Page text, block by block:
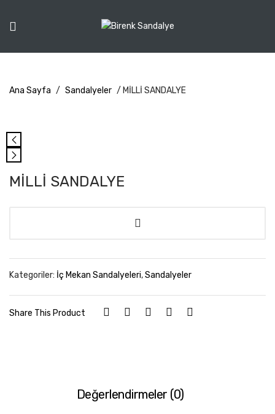
Ana Sayfa / Sandalyeler / MİLLİ SANDALYE
MİLLİ SANDALYE
Kategoriler: İç Mekan Sandalyeleri,Sandalyeler
Share This Product
Değerlendirmeler (0)